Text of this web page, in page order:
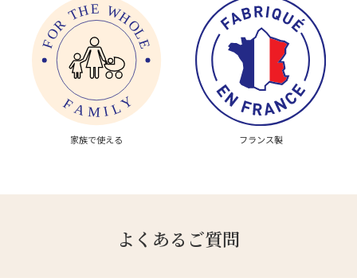
家族で使える フランス製
よくあるご質問